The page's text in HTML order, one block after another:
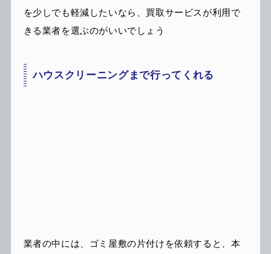
を少しでも軽減したいなら、買取サービスが利用で
きる業者を選ぶのがいいでしょう
ハウスクリーニングまで行ってくれる
業者の中には、ゴミ屋敷の片付けを依頼すると、本